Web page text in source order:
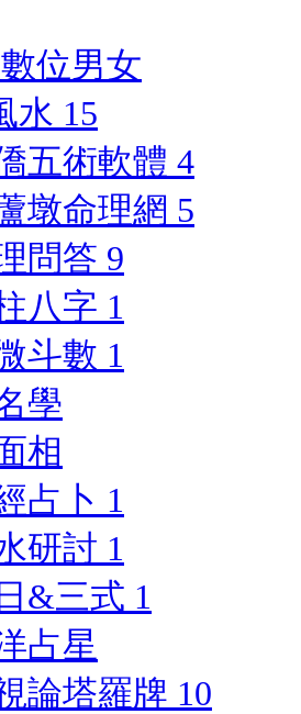
位男女
水 15
五術軟體 4
墩命理網 5
問答 9
八字 1
斗數 1
學
相
占卜 1
研討 1
&三式 1
占星
論塔羅牌 10